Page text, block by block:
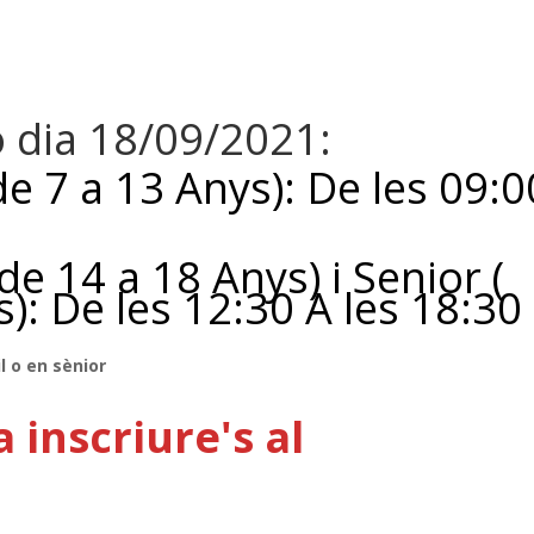
18/09/2021:
7 a 13 Anys): De les
14 a 18 Anys) i Senior (
De les 12:30 A les 18:30
o en sènior
inscriure's al